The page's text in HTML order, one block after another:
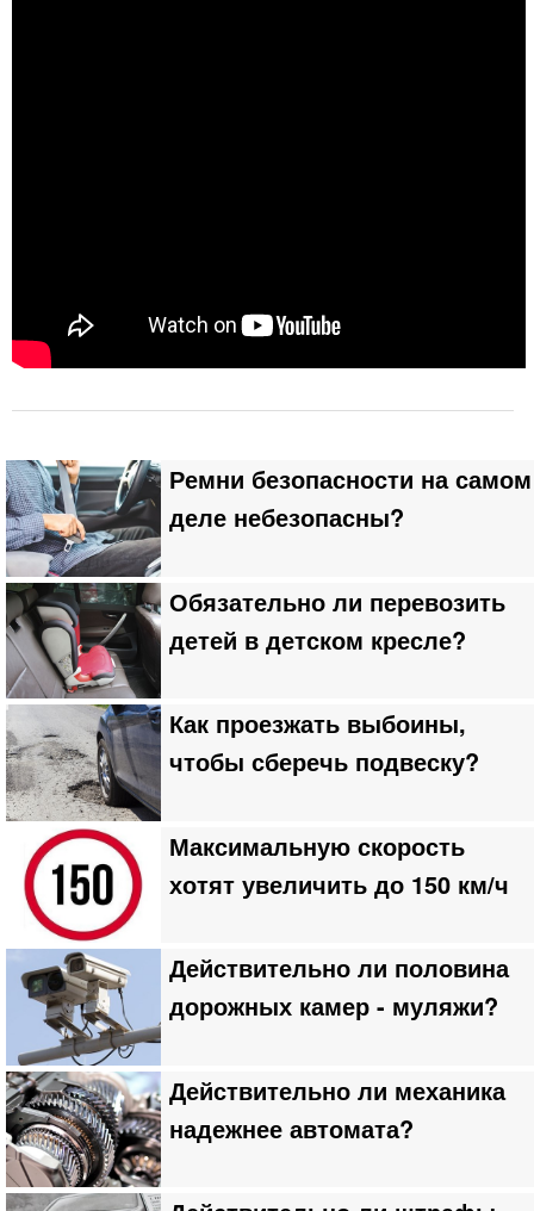
Ремни безопасности на самом
деле небезопасны?
Обязательно ли перевозить
детей в детском кресле?
Как проезжать выбоины,
чтобы сберечь подвеску?
Максимальную скорость
хотят увеличить до 150 км/ч
Действительно ли половина
дорожных камер - муляжи?
Действительно ли механика
надежнее автомата?